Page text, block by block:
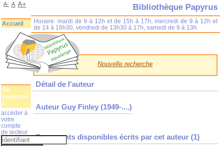
Nouvelle recherche
Détail de l'auteur
Auteur Guy Finley (1949-....)
Documents disponibles écrits par cet auteur (1)
Bibliothèque Papyrus
Horaire: mardi de 9 à 12h et de 15h à 17h, mercredi de 9 à 12h et
de 14 à 18h30, vendredi de 13h30 à 17h, samedi de 9 à 13h.
A- A A+
Accueil
Se
connecte
r
accéder à
votre
compte
de lecteur